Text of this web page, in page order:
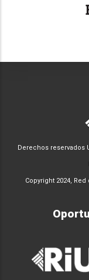
Derechos reservados
Copyright 2024,